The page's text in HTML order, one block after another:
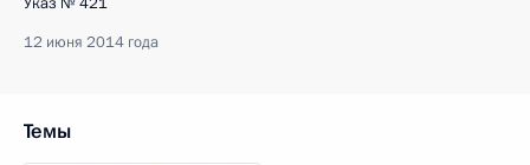
12 июня 2014 года
Темы